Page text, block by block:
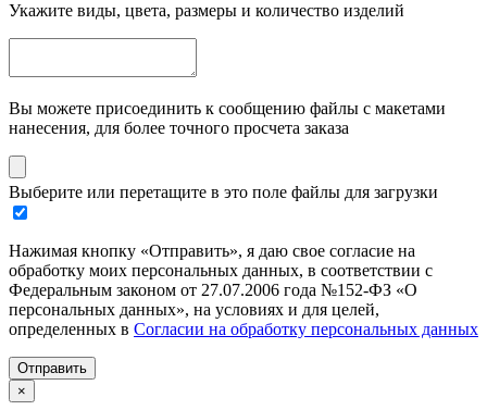
Укажите виды, цвета, размеры и количество изделий
Вы можете присоединить к сообщению файлы с макетами
нанесения, для более точного просчета заказа
Выберите или перетащите в это поле файлы для загрузки
Нажимая кнопку «Отправить», я даю свое согласие на
обработку моих персональных данных, в соответствии с
Федеральным законом от 27.07.2006 года №152-ФЗ «О
персональных данных», на условиях и для целей,
определенных в Согласии на обработку персональных данных
Отправить
×